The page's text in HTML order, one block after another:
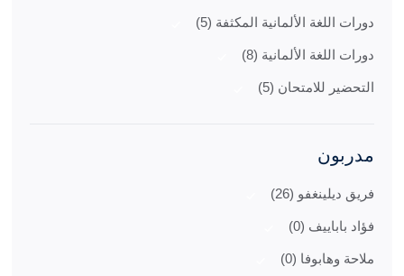
دورات اللغة الألمانية المكثفة (5)
دورات اللغة الألمانية (8)
التحضير للامتحان (5)
مدربون
فريق ديلينغفو (26)
فؤاد باباييف (0)
ملاحة وهابوفا (0)